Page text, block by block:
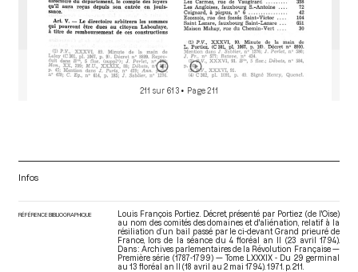
211 sur 613 • Page 211
Infos
RÉFÉRENCE BIBLIOGRAPHIQUE
Louis François Portiez. Décret, présenté par Portiez (de l'Oise)
au nom des comités des domaines et d'aliénation, relatif à la
résiliation d’un bail passé par le ci-devant Grand prieuré de
France, lors de la séance du 4 floréal an II (23 avril 1794).
Dans : Archives parlementaires de la Révolution Française —
Première série (1787-1799) — Tome LXXXIX - Du 29 germinal
au 13 floréal an II (18 avril au 2 mai 1794) . 1971. p. 211.